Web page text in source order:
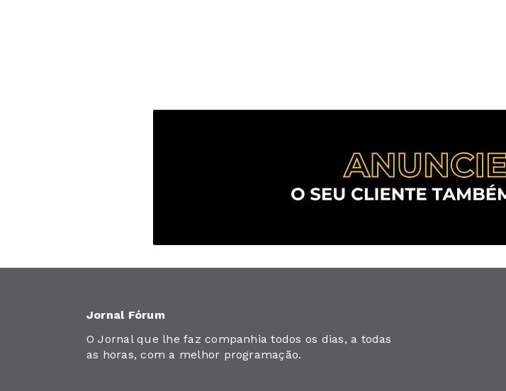
Jornal Fórum
O Jornal que lhe faz companhia todos os dias, a todas
as horas, com a melhor programação.